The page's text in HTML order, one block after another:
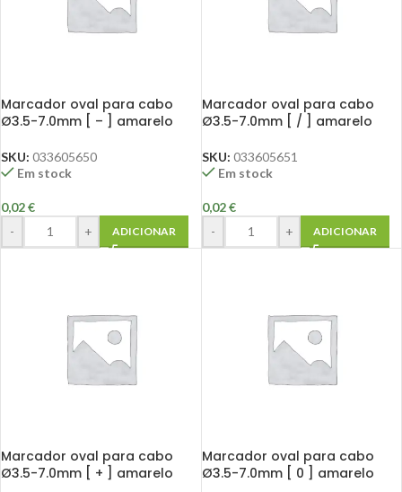
Marcador oval para cabo
Ø3.5-7.0mm [ – ] amarelo
SKU: 033605650
Em stock
0,02€
-
+ ADICIONAR
Marcador oval para cabo
Ø3.5-7.0mm [ / ] amarelo
SKU: 033605651
Em stock
0,02€
-
+ ADICIONAR
Marcador oval para cabo
Ø3.5-7.0mm [ + ] amarelo
Marcador oval para cabo
Ø3.5-7.0mm [ 0 ] amarelo